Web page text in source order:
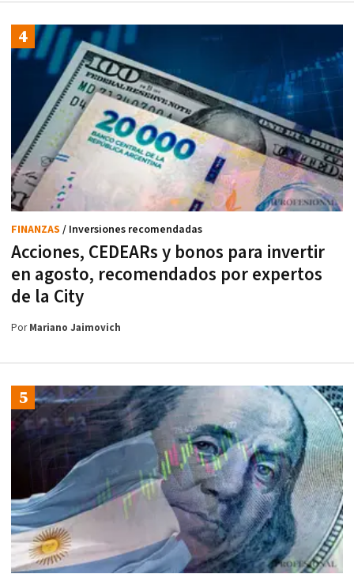
Acciones, CEDEARs y bonos para invertir
en agosto, recomendados por expertos
de la City
FINANZAS / Inversiones recomendadas
PorMariano Jaimovich